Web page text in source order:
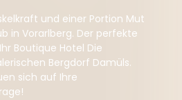
und einer Portion Mut
in Vorarlberg. Der perfekte
Boutique Hotel Die
Bergdorf Damüls.
sich auf Ihre